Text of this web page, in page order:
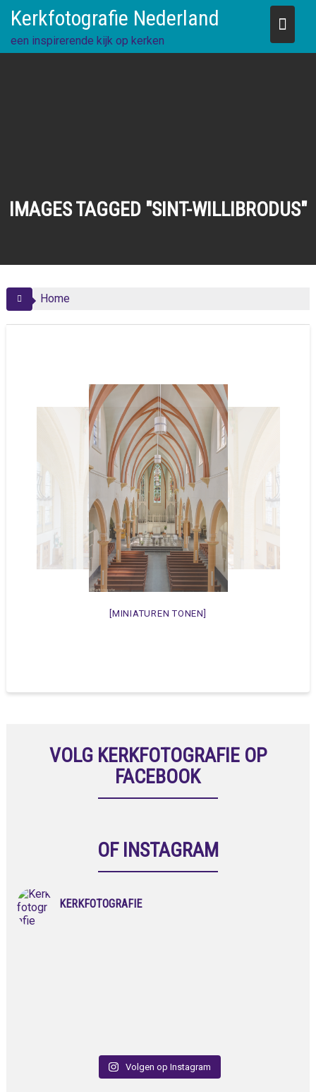
content
Kerkfotografie Nederland
een inspirerende kijk op kerken
IMAGES TAGGED "SINT-WILLIBRODUS"
Home
[MINIATUREN TONEN]
VOLG KERKFOTOGRAFIE OP
FACEBOOK
OF INSTAGRAM
KERKFOTOGRAFIE
Volgen op Instagram